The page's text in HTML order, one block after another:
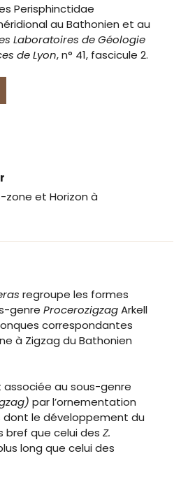
Perisphinctidae
au Bathonien et au
Laboratoires de Géologie
de Lyon, n° 41, fascicule 2.
zone et Horizon à
regroupe les formes
genreProcerozigzagArkell
correspondantes
à Zigzag du Bathonien
associée au sous-genre
par l’ornementation
le développement du
bref que celui desZ.
long que celui des